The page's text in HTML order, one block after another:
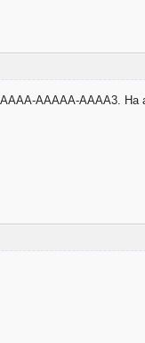
AAAAA-AAAA3. На